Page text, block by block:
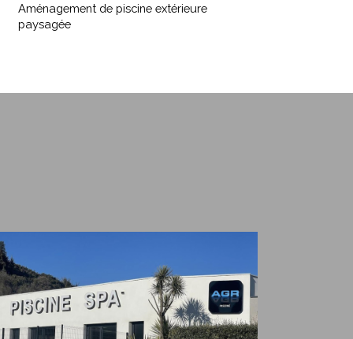
piscine
Aménagement de piscine extérieure
paysagée
Bédarieux